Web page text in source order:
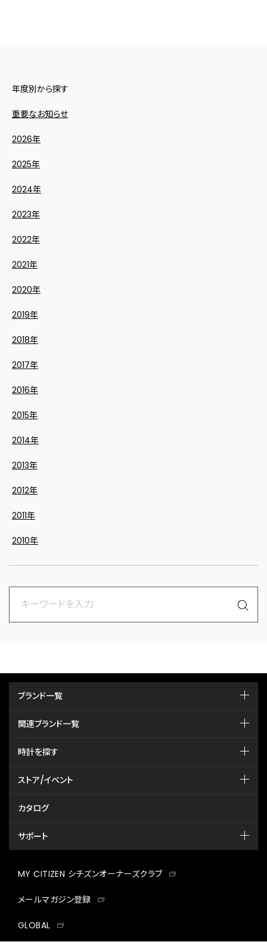
年度別から探す
重要なお知らせ
2026年
2025年
2024年
2023年
2022年
2021年
2020年
2019年
2018年
2017年
2016年
2015年
2014年
2013年
2012年
2011年
2010年
ブランド一覧
関連ブランド一覧
時計を探す
ストア/イベント
カタログ
サポート
MY CITIZEN シチズンオーナーズクラブ
メールマガジン登録
GLOBAL